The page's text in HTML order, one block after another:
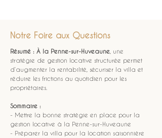
Notre Foire aux Questions
Résumé : À la Penne-sur-Huveaune , une
stratégie de gestion locative structurée permet
d’augmenter la rentabilité, sécuriser la villa et
réduire les frictions au quotidien pour les
propriétaires.
Sommaire :
- Mettre la bonne stratégie en place pour la
gestion locative à la Penne-sur-Huveaune
- Préparer la villa pour la location saisonnière